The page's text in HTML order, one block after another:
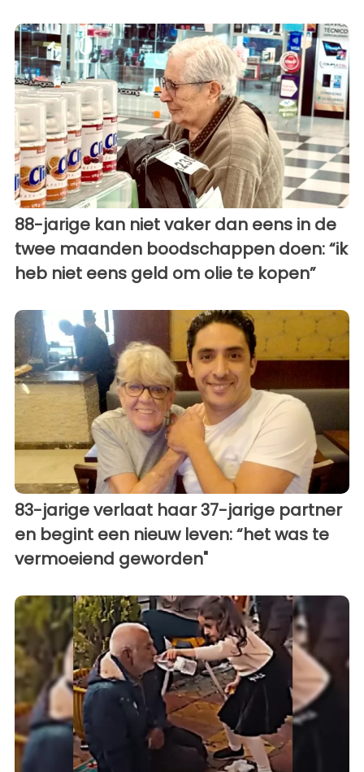
88-jarige kan niet vaker dan eens in de
twee maanden boodschappen doen: “ik
heb niet eens geld om olie te kopen”
83-jarige verlaat haar 37-jarige partner
en begint een nieuw leven: “het was te
vermoeiend geworden"